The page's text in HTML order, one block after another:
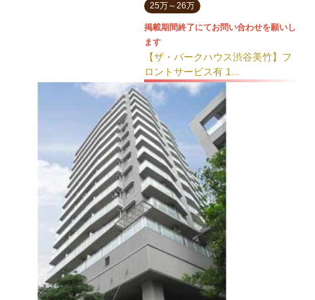
25万～26万
掲載期間終了にてお問い合わせを願いし
ます
【ザ・パークハウス渋谷美竹】フ
ロントサービス有 1...